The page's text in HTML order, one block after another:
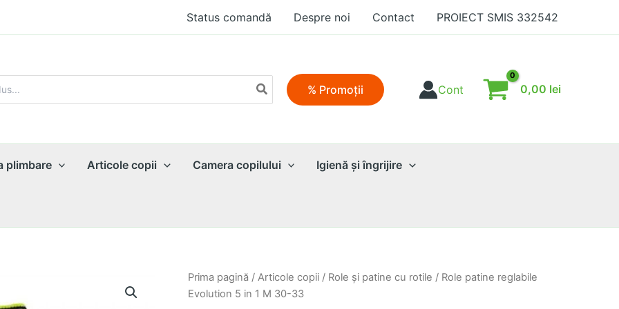
Status comandă Despre noi Contact PROIECT SMIS 332542
% Promoţii Cont 0,00 lei
plimbare Articole copii Camera copilului Igienă şi îngrijire
Prima pagină / Articole copii / Role şi patine cu rotile / Role patine reglabile
Evolution 5 in 1 M 30-33